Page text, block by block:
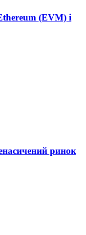
(EVM) і
ринок